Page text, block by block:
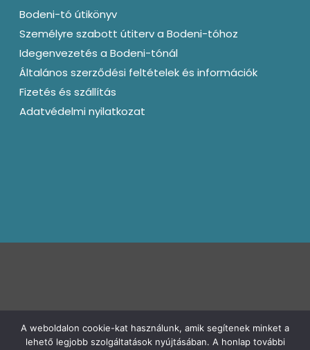
Bodeni-tó útikönyv
Személyre szabott útiterv a Bodeni-tóhoz
Idegenvezetés a Bodeni-tónál
Általános szerződési feltételek és információk
Fizetés és szállítás
Adatvédelmi nyilatkozat
kapcsolat@bagotunde.com
A weboldalon cookie-kat használunk, amik segítenek minket a
lehető legjobb szolgáltatások nyújtásában. A honlap további